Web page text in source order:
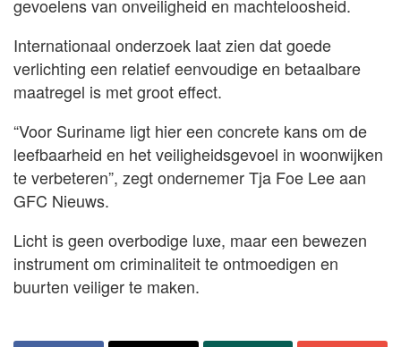
gevoelens van onveiligheid en machteloosheid.
Internationaal onderzoek laat zien dat goede
verlichting een relatief eenvoudige en betaalbare
maatregel is met groot effect.
“Voor Suriname ligt hier een concrete kans om de
leefbaarheid en het veiligheidsgevoel in woonwijken
te verbeteren”, zegt ondernemer Tja Foe Lee aan
GFC Nieuws.
Licht is geen overbodige luxe, maar een bewezen
instrument om criminaliteit te ontmoedigen en
buurten veiliger te maken.